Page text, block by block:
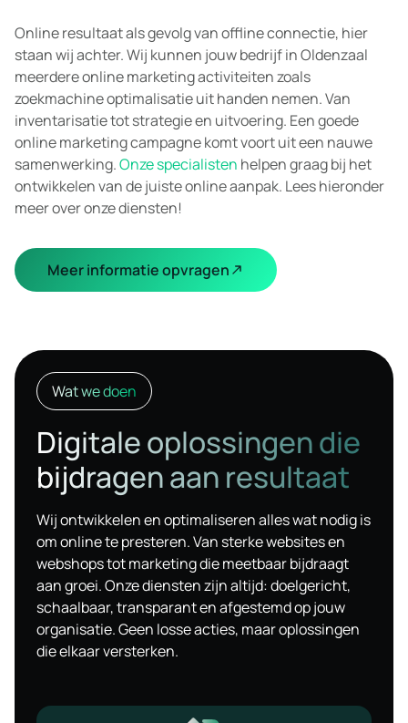
Online resultaat als gevolg van offline connectie, hier
staan wij achter. Wij kunnen jouw bedrijf in Oldenzaal
meerdere online marketing activiteiten zoals
zoekmachine optimalisatie uit handen nemen. Van
inventarisatie tot strategie en uitvoering. Een goede
online marketing campagne komt voort uit een nauwe
samenwerking.Onze specialisten helpen graag bij het
ontwikkelen van de juiste online aanpak. Lees hieronder
meer over onze diensten!
Meer informatie opvragen
Wat we doen
Digitale oplossingen die
bijdragen aan resultaat
Wij ontwikkelen en optimaliseren alles wat nodig is
om online te presteren. Van sterke websites en
webshops tot marketing die meetbaar bijdraagt
aan groei. Onze diensten zijn altijd: doelgericht,
schaalbaar, transparant en afgestemd op jouw
organisatie. Geen losse acties, maar oplossingen
die elkaar versterken.